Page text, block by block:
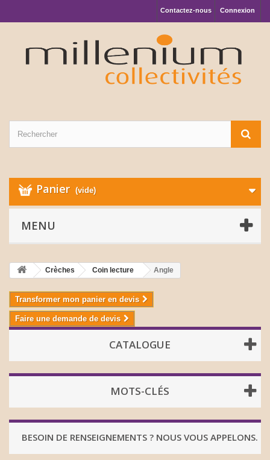
Connexion
Contactez-nous
Panier (vide)
MENU
Crèches Coin lecture Angle
Transformer mon panier en devis
Faire une demande de devis
CATALOGUE
MOTS-CLÉS
BESOIN DE RENSEIGNEMENTS ? NOUS VOUS APPELONS.